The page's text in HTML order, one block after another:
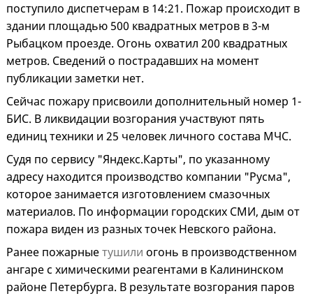
поступило диспетчерам в 14:21. Пожар происходит в
здании площадью 500 квадратных метров в 3-м
Рыбацком проезде. Огонь охватил 200 квадратных
метров. Сведений о пострадавших на момент
публикации заметки нет.
Сейчас пожару присвоили дополнительный номер 1-
БИС. В ликвидации возгорания участвуют пять
единиц техники и 25 человек личного состава МЧС.
Судя по сервису "Яндекс.Карты", по указанному
адресу находится производство компании "Русма",
которое занимается изготовлением смазочных
материалов. По информации городских СМИ, дым от
пожара виден из разных точек Невского района.
Ранее пожарныетушили огонь в производственном
ангаре с химическими реагентами в Калининском
районе Петербурга. В результате возгорания паров